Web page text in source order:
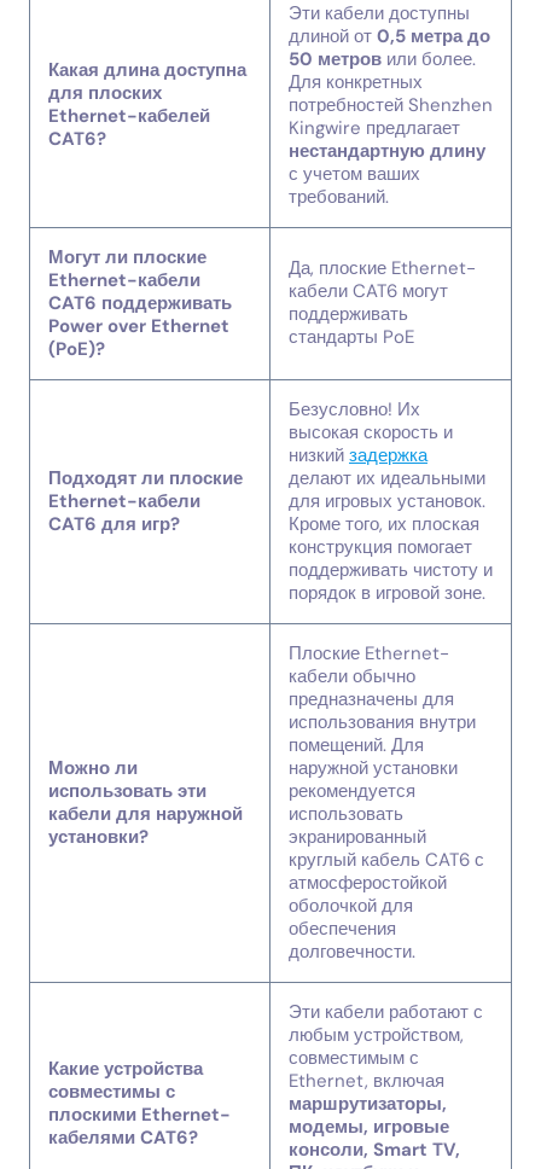
Какая длина доступна
для плоских
Ethernet-кабелей
CAT6?
Эти кабели доступны
длиной от 0,5 метра до
50 метров или более.
Для конкретных
потребностей Shenzhen
Kingwire предлагает
нестандартную длину
с учетом ваших
требований.
Могут ли плоские
Ethernet-кабели
CAT6 поддерживать
Power over Ethernet
(PoE)?
Да, плоские Ethernet-
кабели CAT6 могут
поддерживать
стандарты PoE
Подходят ли плоские
Ethernet-кабели
CAT6 для игр?
Безусловно! Их
высокая скорость и
низкий задержка
делают их идеальными
для игровых установок.
Кроме того, их плоская
конструкция помогает
поддерживать чистоту и
порядок в игровой зоне.
Можно ли
использовать эти
кабели для наружной
установки?
Плоские Ethernet-
кабели обычно
предназначены для
использования внутри
помещений. Для
наружной установки
рекомендуется
использовать
экранированный
круглый кабель CAT6 с
атмосферостойкой
оболочкой для
обеспечения
долговечности.
Какие устройства
совместимы с
плоскими Ethernet-
кабелями CAT6?
Эти кабели работают с
любым устройством,
совместимым с
Ethernet, включая
маршрутизаторы,
модемы, игровые
консоли, Smart TV,